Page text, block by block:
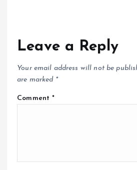
Leave a Reply
Your email address will not be
are marked *
Comment*